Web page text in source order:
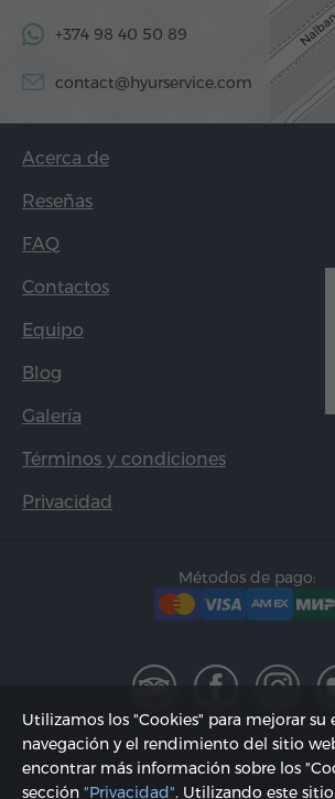
+374 98 40 50 89
contact@hyurservice.com
Acerca de
Reseñas
FAQ
Contactos
Equipo
Blog
Galería
Términos y condiciones
Privacidad
Métodos de pago:
2002 - 2026, © "Hyur
Utilizamos los "Cookies" para mejorar su
navegación y el rendimiento del sitio
encontrar más información sobre los
sección "Privacidad". Utilizando este